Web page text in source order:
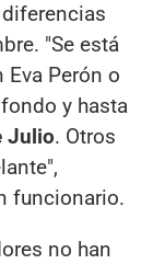
"Se está
Perón o
y hasta
Julio. Otros
funcionario.
no han